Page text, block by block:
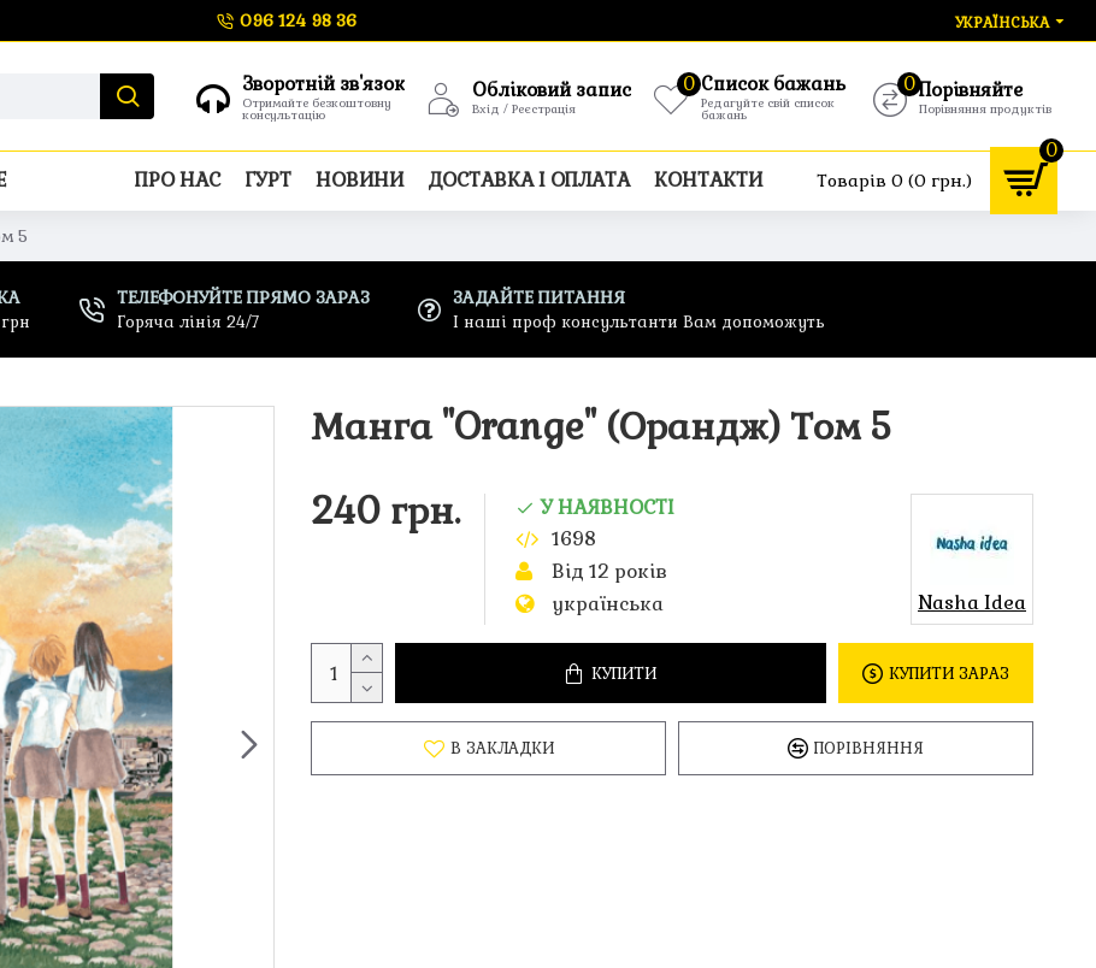
096 124 98 36 УКРАЇНСЬКА
Зворотній зв'язок
Отримайте безкоштовну
консультацію
Обліковий запис
Вхід / Реєстрація
Список бажань
Редагуйте свій список
бажань
0 Порівняйте
Порівняння продуктів
0
ПРО НАС ГУРТ НОВИНИ ДОСТАВКА І ОПЛАТА КОНТАКТИ Товарів 0 (0 грн.)
0
5
ТЕЛЕФОНУЙТЕ ПРЯМО ЗАРАЗ
Горяча лінія 24/7
ЗАДАЙТЕ ПИТАННЯ
І наші проф консультанти Вам допоможуть
Манга "Orange" (Орандж) Том 5
240 грн.
У НАЯВНОСТІ
1698
Від 12 років
українська
Nasha Idea
КУПИТИ КУПИТИ ЗАРАЗ
В ЗАКЛАДКИ ПОРІВНЯННЯ